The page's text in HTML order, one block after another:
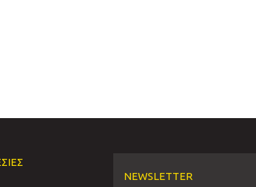
NEWSLETTER